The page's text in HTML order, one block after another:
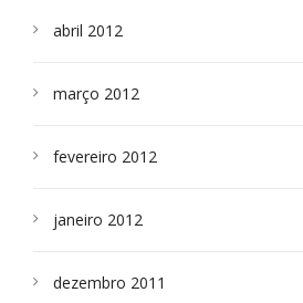
abril 2012
março 2012
fevereiro 2012
janeiro 2012
dezembro 2011